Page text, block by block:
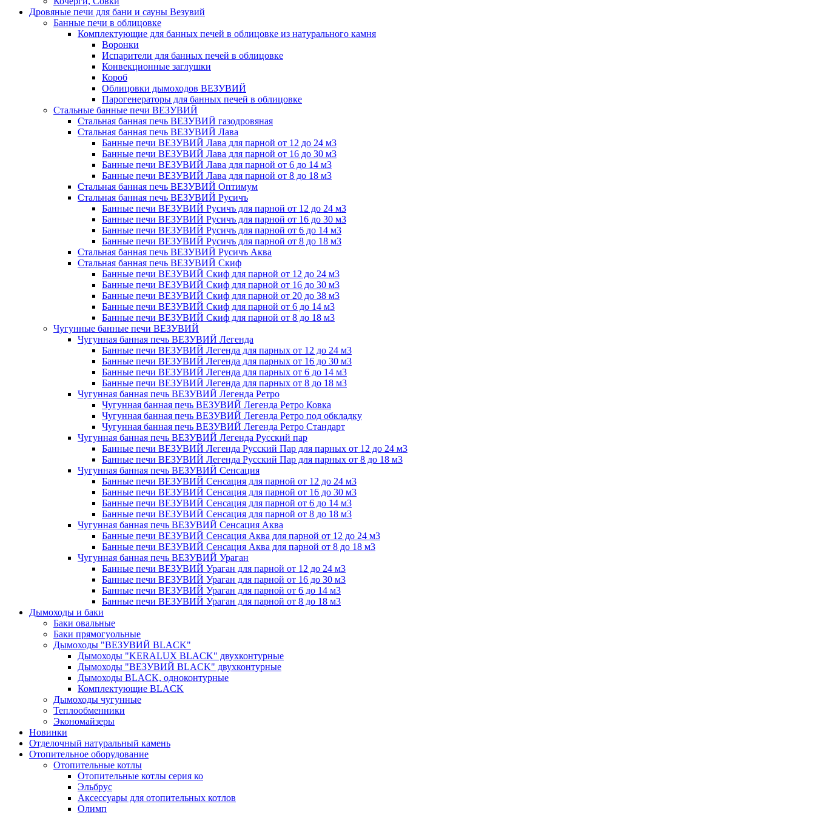
Дровяные печи для бани и сауны Везувий
Банные печи в облицовке
Комплектующие для банных печей в облицовке из натурального камня
Воронки
Испарители для банных печей в облицовке
Конвекционные заглушки
Короб
Облицовки дымоходов ВЕЗУВИЙ
Парогенераторы для банных печей в облицовке
Стальные банные печи ВЕЗУВИЙ
Стальная банная печь ВЕЗУВИЙ газодровяная
Стальная банная печь ВЕЗУВИЙ Лава
Банные печи ВЕЗУВИЙ Лава для парной от 12 до 24 м3
Банные печи ВЕЗУВИЙ Лава для парной от 16 до 30 м3
Банные печи ВЕЗУВИЙ Лава для парной от 6 до 14 м3
Банные печи ВЕЗУВИЙ Лава для парной от 8 до 18 м3
Стальная банная печь ВЕЗУВИЙ Оптимум
Стальная банная печь ВЕЗУВИЙ Русичъ
Банные печи ВЕЗУВИЙ Русичъ для парной от 12 до 24 м3
Банные печи ВЕЗУВИЙ Русичъ для парной от 16 до 30 м3
Банные печи ВЕЗУВИЙ Русичъ для парной от 6 до 14 м3
Банные печи ВЕЗУВИЙ Русичъ для парной от 8 до 18 м3
Стальная банная печь ВЕЗУВИЙ Русичъ Аква
Стальная банная печь ВЕЗУВИЙ Скиф
Банные печи ВЕЗУВИЙ Скиф для парной от 12 до 24 м3
Банные печи ВЕЗУВИЙ Скиф для парной от 16 до 30 м3
Банные печи ВЕЗУВИЙ Скиф для парной от 20 до 38 м3
Банные печи ВЕЗУВИЙ Скиф для парной от 6 до 14 м3
Банные печи ВЕЗУВИЙ Скиф для парной от 8 до 18 м3
Чугунные банные печи ВЕЗУВИЙ
Чугунная банная печь ВЕЗУВИЙ Легенда
Банные печи ВЕЗУВИЙ Легенда для парных от 12 до 24 м3
Банные печи ВЕЗУВИЙ Легенда для парных от 16 до 30 м3
Банные печи ВЕЗУВИЙ Легенда для парных от 6 до 14 м3
Банные печи ВЕЗУВИЙ Легенда для парных от 8 до 18 м3
Чугунная банная печь ВЕЗУВИЙ Легенда Ретро
Чугунная банная печь ВЕЗУВИЙ Легенда Ретро Ковка
Чугунная банная печь ВЕЗУВИЙ Легенда Ретро под обкладку
Чугунная банная печь ВЕЗУВИЙ Легенда Ретро Стандарт
Чугунная банная печь ВЕЗУВИЙ Легенда Русский пар
Банные печи ВЕЗУВИЙ Легенда Русский Пар для парных от 12 до 24 м3
Банные печи ВЕЗУВИЙ Легенда Русский Пар для парных от 8 до 18 м3
Чугунная банная печь ВЕЗУВИЙ Сенсация
Банные печи ВЕЗУВИЙ Сенсация для парной от 12 до 24 м3
Банные печи ВЕЗУВИЙ Сенсация для парной от 16 до 30 м3
Банные печи ВЕЗУВИЙ Сенсация для парной от 6 до 14 м3
Банные печи ВЕЗУВИЙ Сенсация для парной от 8 до 18 м3
Чугунная банная печь ВЕЗУВИЙ Сенсация Аква
Банные печи ВЕЗУВИЙ Сенсация Аква для парной от 12 до 24 м3
Банные печи ВЕЗУВИЙ Сенсация Аква для парной от 8 до 18 м3
Чугунная банная печь ВЕЗУВИЙ Ураган
Банные печи ВЕЗУВИЙ Ураган для парной от 12 до 24 м3
Банные печи ВЕЗУВИЙ Ураган для парной от 16 до 30 м3
Банные печи ВЕЗУВИЙ Ураган для парной от 6 до 14 м3
Банные печи ВЕЗУВИЙ Ураган для парной от 8 до 18 м3
Дымоходы и баки
Баки овальные
Баки прямогуольные
Дымоходы "ВЕЗУВИЙ BLACK"
Дымоходы "KERALUX BLACK" двухконтурные
Дымоходы "ВЕЗУВИЙ BLACK" двухконтурные
Дымоходы BLACK, одноконтурные
Комплектующие BLACK
Дымоходы чугунные
Теплообменники
Экономайзеры
Новинки
Отделочный натуральный камень
Отопительное оборудование
Отопительные котлы
Отопительные котлы серия ко
Эльбрус
Аксессуары для отопительных котлов
Олимп